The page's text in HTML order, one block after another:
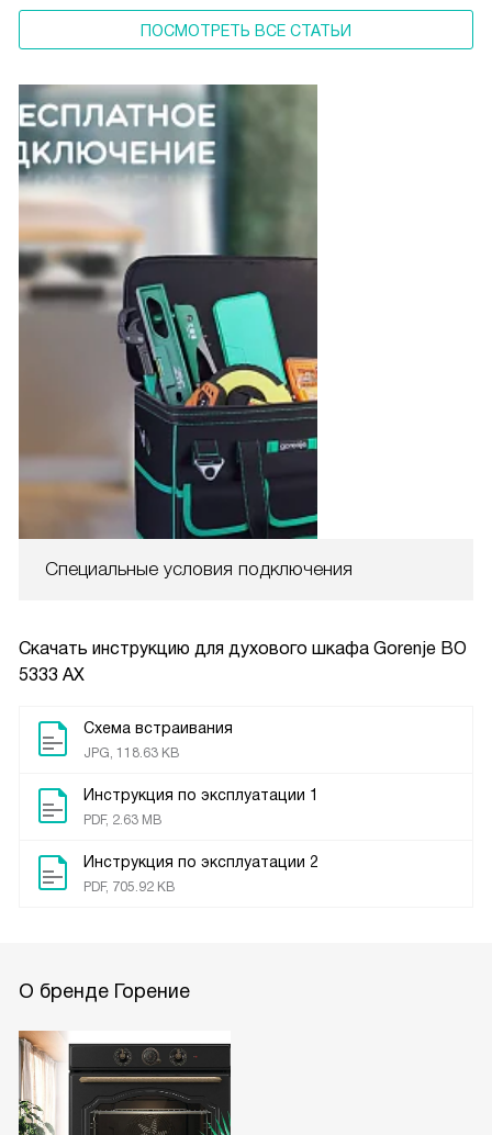
Специальные условия подключения
Скачать инструкцию для духового шкафа Gorenje BO
5333 AX
Схема встраивания
JPG, 118.63 KB
Инструкция по эксплуатации 1
PDF, 2.63 MB
Инструкция по эксплуатации 2
PDF, 705.92 KB
ПОСМОТРЕТЬ ВСЕ СТАТЬИ
О бренде Горение